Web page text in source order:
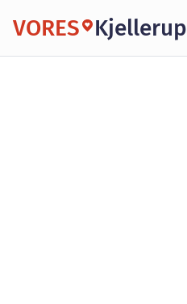
VORES Kjellerup